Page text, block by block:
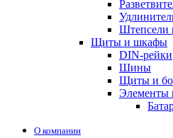
Штепсели
Щиты и шкафы
DIN-рейки
Шины
Щиты и
Элементы
О компании